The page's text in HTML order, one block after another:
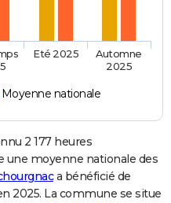
Moyenne nationale
Eté 2025
Automne
2025
2 177 heures
une moyenne nationale des
a bénéficié de
2025. La commune se situe